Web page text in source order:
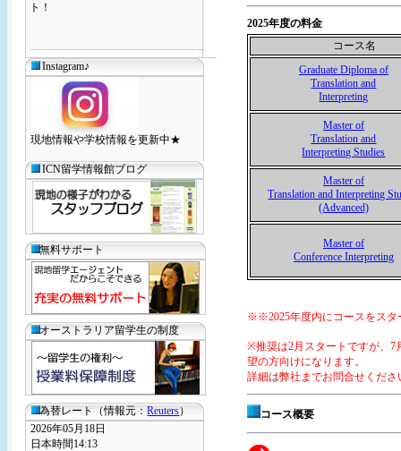
ト！
Instagram♪
現地情報や学校情報を更新中★
ICN留学情報館ブログ
無料サポート
オーストラリア留学生の制度
為替レート（情報元：Reuters）
2026年05月18日
日本時間14:13
2025年度の料金
コース名
Graduate Diploma of
Translation and
Interpreting
Master of
Translation and
Interpreting Studies
Master of
Translation and Interpreting
(Advanced)
Master of
Conference Interpreting
※※2025年度内にコースをスタ
※推奨は2月スタートですが、7
望の方向けになります。
詳細は弊社までお問合せくださ
コース概要